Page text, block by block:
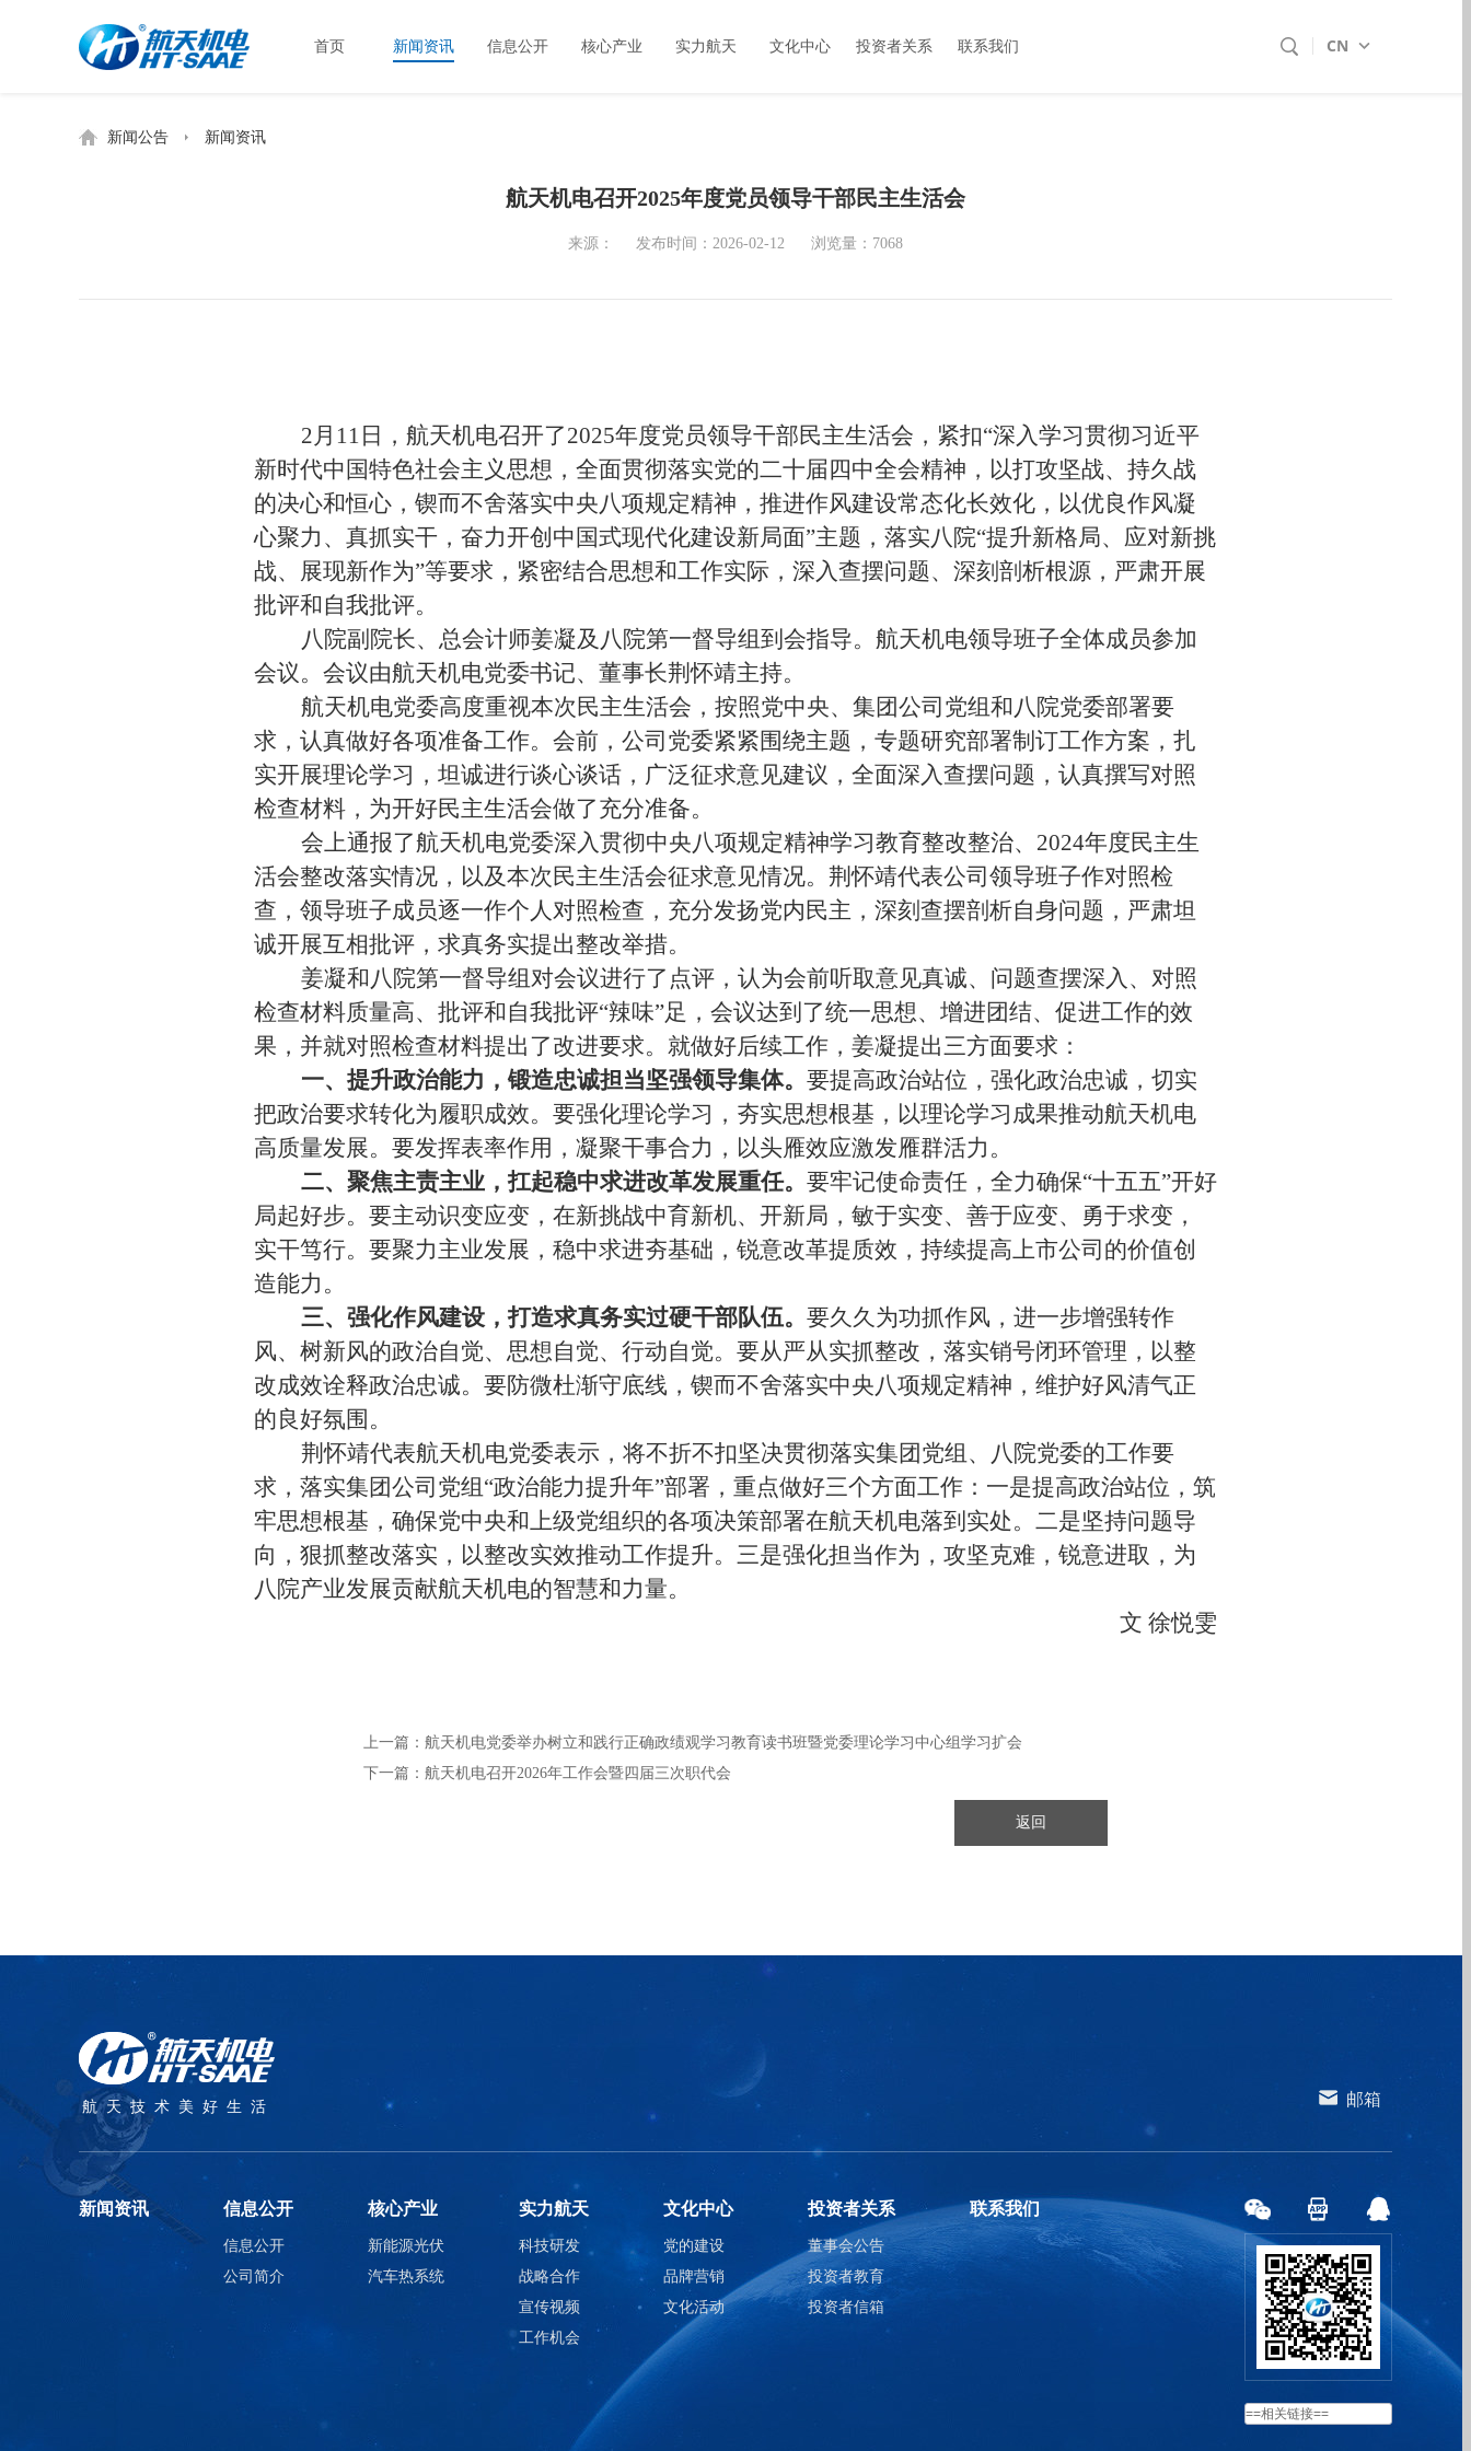
CN
首页 新闻资讯 信息公开 核心产业 实力航天 文化中心 投资者关系 联系我们
新闻公告 新闻资讯
航天机电召开2025年度党员领导干部民主生活会
来源： 发布时间：2026-02-12 浏览量：7068
2月 11 日， 航天机电召开了2025年度党员领导干部民主生活会，紧扣“深入学习贯彻习近平
新时代中国特色社会主义思想，全面贯彻落实党的二十届四中全会精神，以打攻坚战、持久战
的决心和恒心，锲而不舍落实中央八项规定精神，推进作风建设常态化长效化，以优良作风凝
心聚力、真抓实干，奋力开创中国式现代化建设新局面”主题，落实八院“提升新格局、应对新挑
战、展现新作为”等要求，紧密结合思想和工作实际，深入查摆问题、深刻剖析根源，严肃开展
批评和自我批评。
八院副院长、总会计师姜凝及八院第一督导组到会指导。 航天机电领导班子全体成员参加
会议。会议由航天机电党委书记、 董事长荆怀靖主持。
航天机电党委高度重视本次民主生活会，按照党中央、集团公司党组和八院党委部署要
求，认真做好各项准备工作。会前， 公司党委紧紧围绕主题，专题研究部署制订工作方案，扎
实开展理论学习，坦诚进行谈心谈话，广泛征求意见建议 ，全面深入查摆问题， 认真撰写对照
检查材料，为开好民主生活会做了充分准备。
会上通报了航天机电党委深入贯彻中央八项规定精神学习教育整改整治、 2024年度民主生
活会整改落实情况，以及本次民主生活会征求意见情况。 荆怀靖代表公司 领导班子作对照检
查，领导班子成员逐一作个人对照检查，充分发扬党内民主， 深刻 查摆剖析自身问题 ， 严肃坦
诚开展互相批评 ， 求真务实提出整改举措。
姜凝和八院第一督导组对会议进行了点评，认为会前听取意见真诚、问题查摆深入、对照
检查材料质量高、批评和自我批评“辣味”足，会议达到了统一思想、增进团结、促进工作的效
果，并就对照检查材料提出了改进要求。 就做好后续工作，姜凝提出三方面要求：
一、 提升政治能力，锻造忠诚担当坚强领导集体。 要提高政治站位，强化政治忠诚 ， 切实
把政治要求转化为履职成效。要强化理论学习，夯实思想根基 ， 以理论学习成果推动航天机电
高质量发展。要发挥表率作用，凝聚干事合力 ， 以头雁效应激发雁群活力 。
二、 聚焦主责主业，扛起稳中求进改革发展重任。 要牢记使命责任， 全力确保“十五五”开好
局起好步。 要主动识变应变 ， 在新挑战中育新机、开新局 ， 敏于实变、 善于应变、 勇于求变，
实干笃行。 要聚力主业发展 ， 稳中求进夯基础，锐意改革提质效 ， 持续提高上市公司的价值创
造能力。
三、 强化作风建设，打造求真务实过硬干部队伍。 要久久为功抓作风 ， 进一步增强转作
风、树新风的政治自觉、思想自觉、行动自觉。 要从严从实抓整改 ， 落实销号闭环管理，以整
改成效诠释政治忠诚。要防微杜渐守底线 ， 锲而不舍落实中央八项规定精神，维护好风清气正
的良好氛围。
荆怀靖代表航天机电党委表示，将不折不扣坚决贯彻落实集团党组、八院党委的工作要
求，落实集团公司党组“政治能力提升年”部署 ， 重点做好三个方面工作 ： 一是提高政治站位，筑
牢思想根基 ， 确保党中央和上级党组织的各项决策部署在航天机电落到实处。 二是坚持问题导
向，狠抓整改落实 ， 以整改实效推动工作提升。 三是强化担当作为， 攻坚克难，锐意进取 ， 为
八院产业发展贡献航天机电的智慧和力量。
文 徐悦雯
上一篇： 航天机电党委举办树立和践行正确政绩观学习教育读书班暨党委理论学习中心组学习扩会
下一篇： 航天机电召开2026年工作会暨四届三次职代会
返回
航天技术美好生活 邮箱
新闻资讯 信息公开
信息公开
公司简介
核心产业
新能源光伏
汽车热系统
实力航天
科技研发
战略合作
宣传视频
工作机会
文化中心
党的建设
品牌营销
文化活动
投资者关系
董事会公告
投资者教育
投资者信箱
联系我们